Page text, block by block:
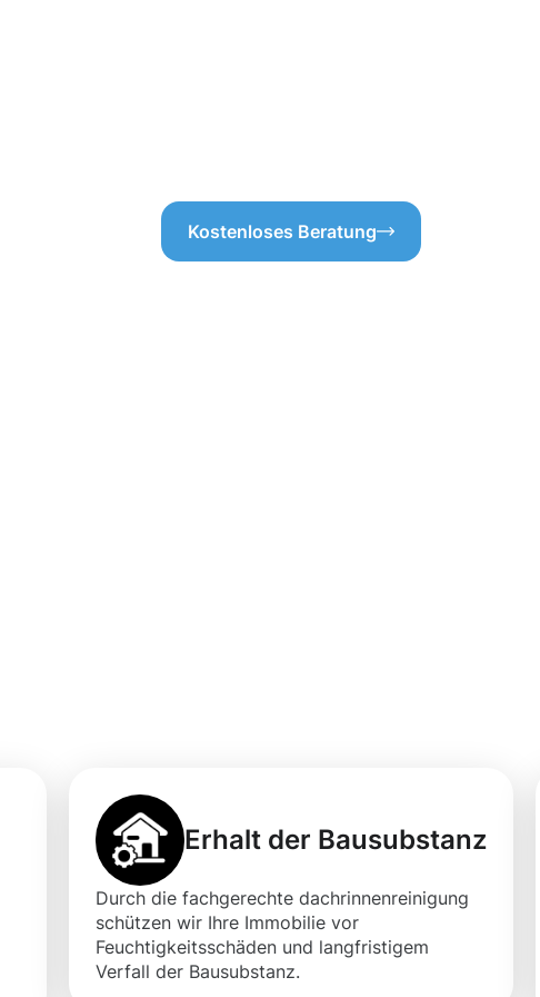
Kostenloses Beratung
Erhalt der Bausubstanz
Durch die fachgerechte dachrinnenreinigung
schützen wir Ihre Immobilie vor
Feuchtigkeitsschäden und langfristigem
Verfall der Bausubstanz.